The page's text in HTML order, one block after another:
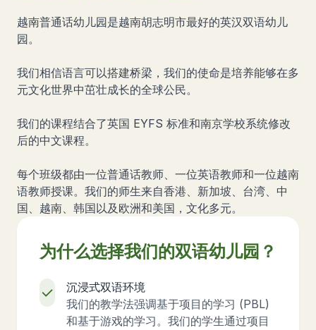
越南普通话幼儿园是越南胡志明市最好的英汉双语幼儿
园。
我们相信语言可以搭建桥梁，我们的使命是培养能够在多
元文化世界中茁壮成长的全球公民。
我们的课程结合了英国 EYFS 标准和南京学校系统修改
后的中文课程。
每个班级都由一位普通话教师、一位英语教师和一位越南
语教师授课。我们的师生来自香港、新加坡、台湾、中
国、越南、韩国以及欧洲和美国，文化多元。
为什么选择我们的双语幼儿园？
沉浸式双语环境
我们的教学法强调基于项目的学习 (PBL)
和基于游戏的学习。我们的学生通过项目